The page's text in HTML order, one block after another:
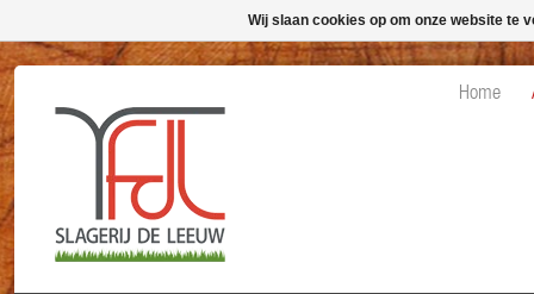
Home
Wij slaan cookies op om onze website te